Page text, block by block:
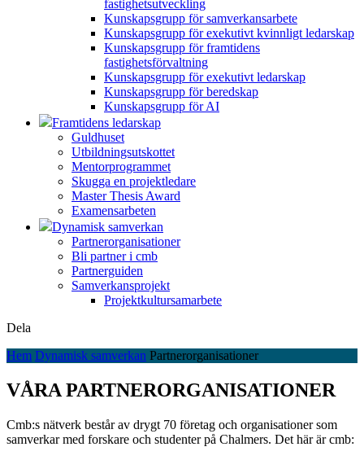
fastighetsutveckling
Kunskapsgrupp för samverkansarbete
Kunskapsgrupp för exekutivt kvinnligt ledarskap
Kunskapsgrupp för framtidens
fastighetsförvaltning
Kunskapsgrupp för exekutivt ledarskap
Kunskapsgrupp för beredskap
Kunskapsgrupp för AI
Framtidens ledarskap
Guldhuset
Utbildningsutskottet
Mentorprogrammet
Skugga en projektledare
Master Thesis Award
Examensarbeten
Dynamisk samverkan
Partnerorganisationer
Bli partner i cmb
Partnerguiden
Samverkansprojekt
Projektkultursamarbete
Dela
Hem Dynamisk samverkan Partnerorganisationer
VÅRA PARTNERORGANISATIONER
Cmb:s nätverk består av drygt 70 företag och organisationer som
samverkar med forskare och studenter på Chalmers. Det här är cmb: